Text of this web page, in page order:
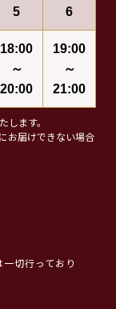
5 6
18:00
～
20:00
19:00
～
21:00
します。
お届けできない場合
切行っており